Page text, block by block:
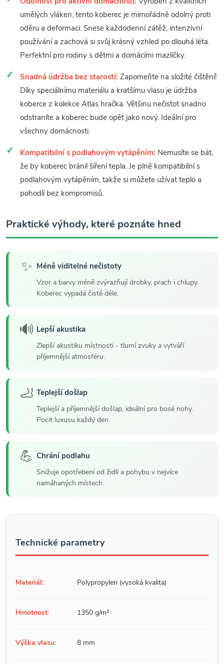
umělých vláken, tento koberec je mimořádně odolný proti
oděru a deformaci. Snese každodenní zátěž, intenzivní
používání a zachová si svůj krásný vzhled po dlouhá léta.
Perfektní pro rodiny s dětmi a domácími mazlíčky.
Snadná údržba bez starostí: Zapomeňte na složité čištění!
Díky speciálnímu materiálu a kratšímu vlasu je údržba
koberce z kolekce Atlas hračka. Většinu nečistot snadno
odstraníte a koberec bude opět jako nový. Ideální pro
všechny domácnosti.
Kompatibilní s podlahovým vytápěním: Nemusíte se bát,
že by koberec bránil šíření tepla. Je plně kompatibilní s
podlahovým vytápěním, takže si můžete užívat teplo a
pohodlí bez kompromisů.
Praktické výhody, které poznáte hned
✨ Méně viditelné nečistoty
Vzor a barvy méně zvýrazňují drobky, prach i chlupy.
Koberec vypadá čistě déle.
🔊 Lepší akustika
Zlepší akustiku místnosti - tlumí zvuky a vytváří
příjemnější atmosféru.
🦶 Teplejší došlap
Teplejší a příjemnější došlap, ideální pro bosé nohy.
Pocit luxusu každý den.
💪 Chrání podlahu
Snižuje opotřebení od židlí a pohybu v nejvíce
namáhaných místech.
Technické parametry
Materiál: Polypropylen (vysoká kvalita)
Hmotnost: 1350 g/m²
Výška vlasu: 8 mm